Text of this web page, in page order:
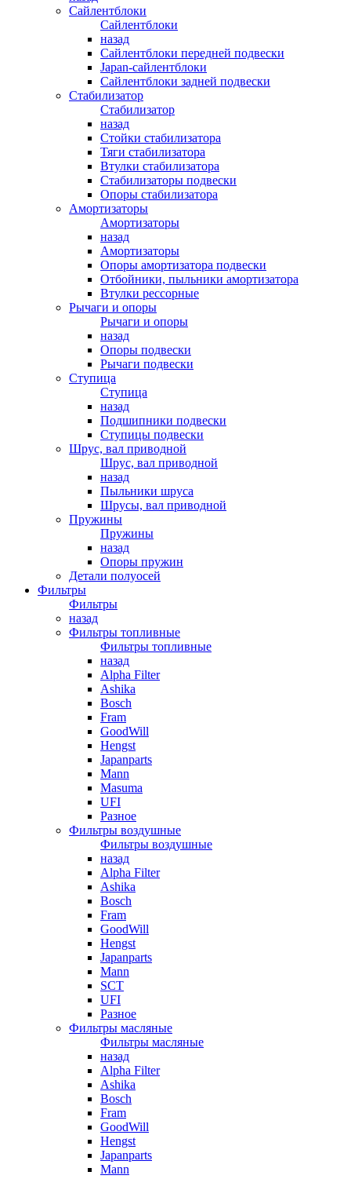
Сайлентблоки
Сайлентблоки
назад
Сайлентблоки передней подвески
Japan-сайлентблоки
Сайлентблоки задней подвески
Стабилизатор
Стабилизатор
назад
Стойки стабилизатора
Тяги стабилизатора
Втулки стабилизатора
Стабилизаторы подвески
Опоры стабилизатора
Амортизаторы
Амортизаторы
назад
Амортизаторы
Опоры амортизатора подвески
Отбойники, пыльники амортизатора
Втулки рессорные
Рычаги и опоры
Рычаги и опоры
назад
Опоры подвески
Рычаги подвески
Ступица
Ступица
назад
Подшипники подвески
Ступицы подвески
Шрус, вал приводной
Шрус, вал приводной
назад
Пыльники шруса
Шрусы, вал приводной
Пружины
Пружины
назад
Опоры пружин
Детали полуосей
Фильтры
Фильтры
назад
Фильтры топливные
Фильтры топливные
назад
Alpha Filter
Ashika
Bosch
Fram
GoodWill
Hengst
Japanparts
Mann
Masuma
UFI
Разное
Фильтры воздушные
Фильтры воздушные
назад
Alpha Filter
Ashika
Bosch
Fram
GoodWill
Hengst
Japanparts
Mann
SCT
UFI
Разное
Фильтры масляные
Фильтры масляные
назад
Alpha Filter
Ashika
Bosch
Fram
GoodWill
Hengst
Japanparts
Mann